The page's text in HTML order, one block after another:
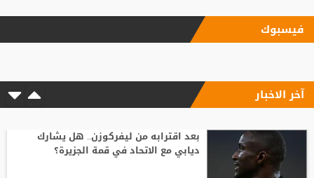
فيسبوك
آخر الاخبار
بعد اقترابه من ليفركوزن.. هل يشارك
ديابي مع الاتحاد في قمة الجزيرة؟